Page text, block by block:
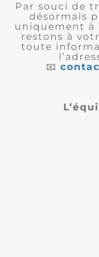
Par souci de
désormais
uniquement à
restons à
toute
📧